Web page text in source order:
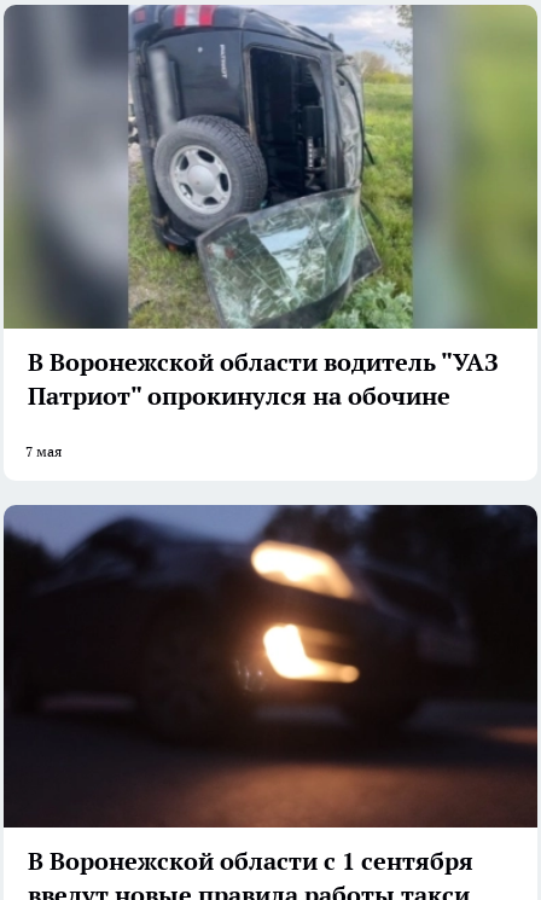
В Воронежской области водитель "УАЗ
Патриот" опрокинулся на обочине
7 мая
В Воронежской области с 1 сентября